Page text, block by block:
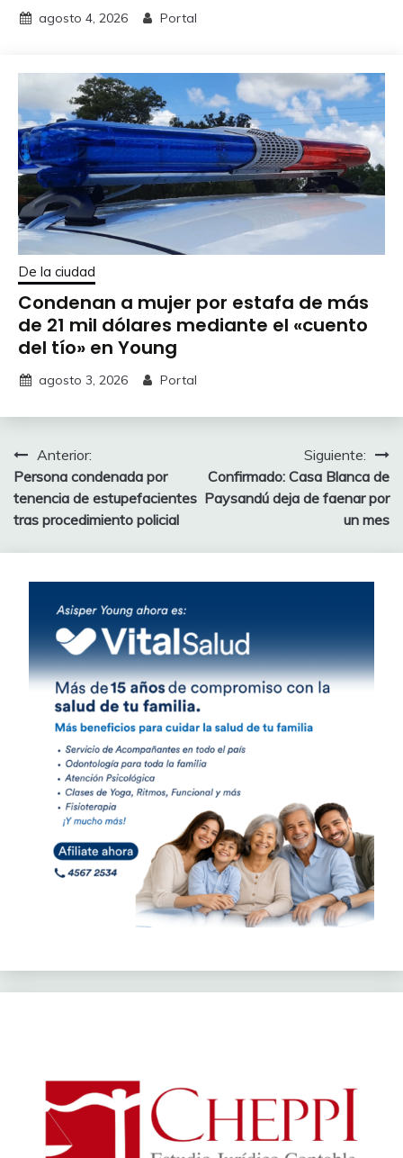
agosto 4, 2026 Portal
De la ciudad
Condenan a mujer por estafa de más
de 21 mil dólares mediante el «cuento
del tío» en Young
agosto 3, 2026 Portal
Navegación
de
entradas
Anterior:
Persona condenada por
tenencia de estupefacientes
tras procedimiento policial
Siguiente:
Confirmado: Casa Blanca de
Paysandú deja de faenar por
un mes